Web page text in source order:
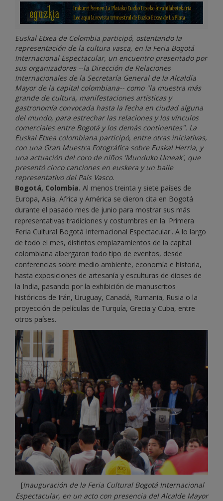
Euskal Etxea de Colombia participó, ostentando la
representación de la cultura vasca, en la Feria Bogotá
Internacional Espectacular, un encuentro presentado por
sus organizadores --la Dirección de Relaciones
Internacionales de la Secretaría General de la Alcaldía
Mayor de la capital colombiana-- como "la muestra más
grande de cultura, manifestaciones artísticas y
gastronomía convocada hasta la fecha en ciudad alguna
del mundo, para estrechar las relaciones y los vínculos
comerciales entre Bogotá y los demás continentes". La
Euskal Etxea colombiana participó, entre otras iniciativas,
con una Gran Muestra Fotográfica sobre Euskal Herria, y
una actuación del coro de niños 'Munduko Umeak', que
presentó cinco canciones en euskera y un baile
representativo del País Vasco.
Bogotá, Colombia. Al menos treinta y siete países de
Europa, Asia, Africa y América se dieron cita en Bogotá
durante el pasado mes de junio para mostrar sus más
representativas tradiciones y costumbres en la 'Primera
Feria Cultural Bogotá Internacional Espectacular'. A lo largo
de todo el mes, distintos emplazamientos de la capital
colombiana albergaron todo tipo de eventos, desde
conferencias sobre medio ambiente, economía e historia,
hasta exposiciones de artesanía y esculturas de dioses de
la India, pasando por la exhibición de manuscritos
históricos de Irán, Uruguay, Canadá, Rumania, Rusia o la
proyección de películas de Turquía, Grecia y Cuba, entre
otros países.
[Inauguración de la Feria Cultural Bogotá Internacional
Espectacular, en un acto con presencia del Alcalde Mayor